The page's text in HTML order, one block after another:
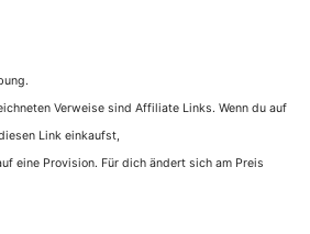
Verweise sind Affiliate Links. Wenn du auf
Link einkaufst,
eine Provision. Für dich ändert sich am Preis